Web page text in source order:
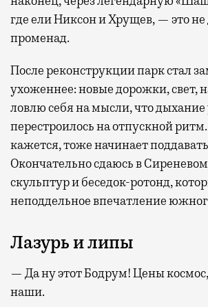
где ели Никсон и Хрущев, — это не
променад.
После реконструкции парк стал
ухоженнее: новые дорожки, свет,
ловлю себя на мысли, что
перестроилось на отпускной
кажется, тоже начинает
Окончательно сдаюсь в
скульптур и беседок-ротонд,
неподдельное впечатление
Лазурь и липы
— Да ну этот Бодрум! Цены
наши.